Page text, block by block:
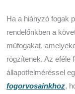
Ha a hiányzó fogak
rendelőnkben a
műfogakat,
rögzítenek. Az eféle
állapotfelméréssel
fogorvosainkhoz,